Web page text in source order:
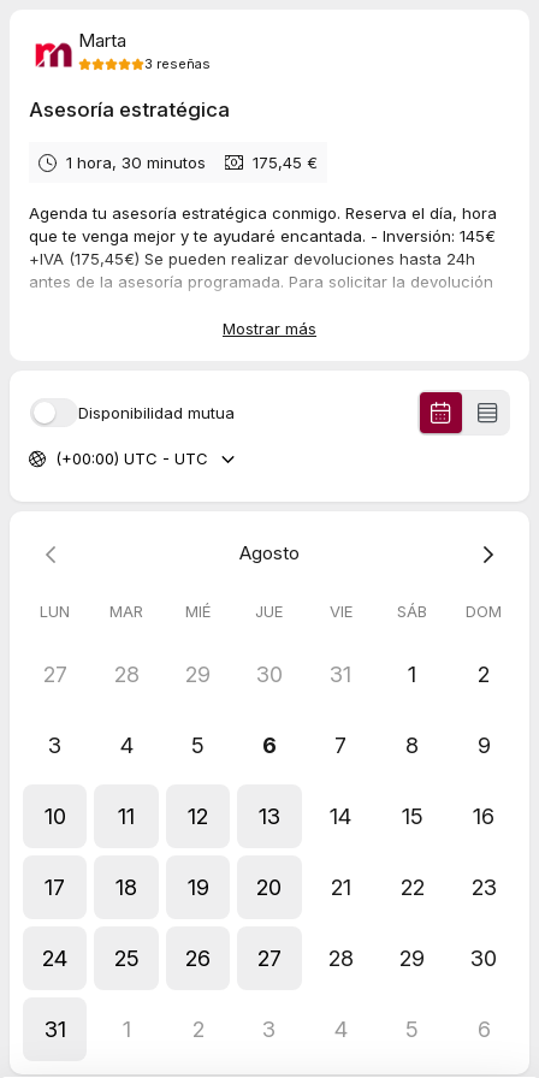
Marta
3 reseñas
Asesoría estratégica
1 hora, 30 minutos 175,45 €
Agenda tu asesoría estratégica conmigo. Reserva el día, hora
que te venga mejor y te ayudaré encantada. - Inversión: 145€
+IVA (175,45€) Se pueden realizar devoluciones hasta 24h
antes de la asesoría programada. Para solicitar la devolución
Nov 2025
Nov 2025
Mostrar más
Disponibilidad mutua
(+00:00) UTC - UTC
Agosto
LUN MAR MIÉ JUE VIE SÁB DOM
27 28 29 30 31 1 2
3 4 5 6 7 8 9
10 11 12 13 14 15 16
17 18 19 20 21 22 23
24 25 26 27 28 29 30
31 1 2 3 4 5 6